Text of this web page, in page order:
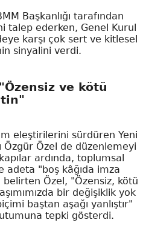
Başkanlığı tarafından
talep ederken, Genel Kurul
karşı çok sert ve kitlesel
sinyalini verdi.
ve kötü
eleştirilerini sürdüren Yeni
Özgür Özel de düzenlemeyi
ardında, toplumsal
"boş kâğıda imza
belirten Özel, "Özensiz, kötü
bir değişiklik yok
baştan aşağı yanlıştır"
tepki gösterdi.